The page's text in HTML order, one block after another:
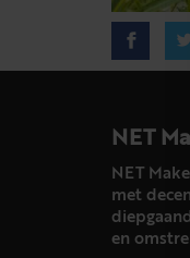
NET
NET
met
en